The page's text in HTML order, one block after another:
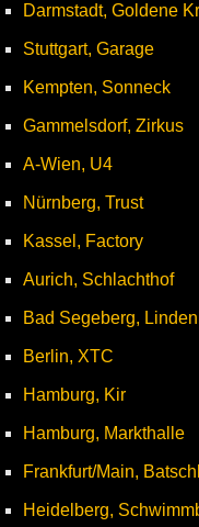
Darmstadt, Goldene
Stuttgart, Garage
Kempten, Sonneck
Gammelsdorf, Zirkus
A-Wien, U4
Nürnberg, Trust
Kassel, Factory
Aurich, Schlachthof
Bad Segeberg,
Berlin, XTC
Hamburg, Kir
Hamburg, Markthalle
Frankfurt/Main,
Heidelberg,